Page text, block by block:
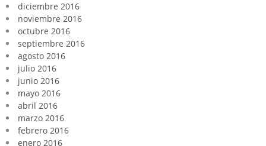
diciembre 2016
noviembre 2016
octubre 2016
septiembre 2016
agosto 2016
julio 2016
junio 2016
mayo 2016
abril 2016
marzo 2016
febrero 2016
enero 2016